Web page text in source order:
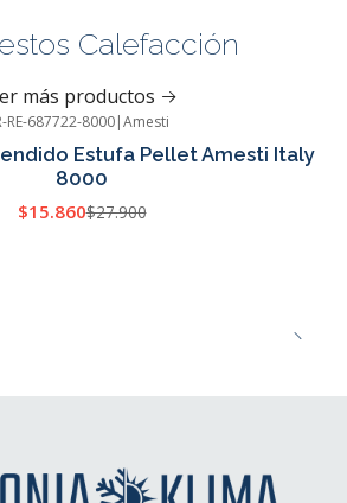
Calefacción
más productos
RE-687722-8000|Amesti
Estufa Pellet Amesti Italy
8000
$15.860$27.900